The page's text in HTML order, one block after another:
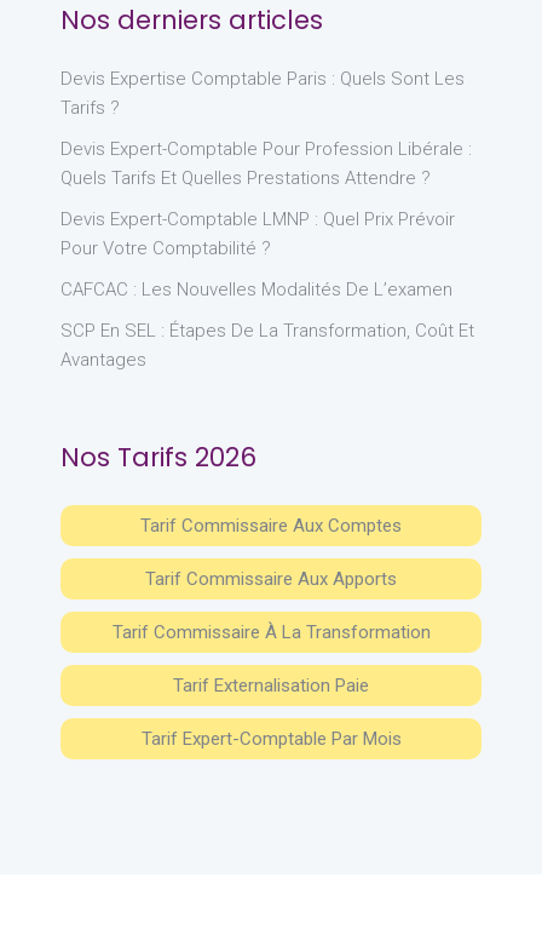
Nos derniers articles
Devis Expertise Comptable Paris : Quels Sont Les
Tarifs ?
Devis Expert-Comptable Pour Profession Libérale :
Quels Tarifs Et Quelles Prestations Attendre ?
Devis Expert-Comptable LMNP : Quel Prix Prévoir
Pour Votre Comptabilité ?
CAFCAC : Les Nouvelles Modalités De L’examen
SCP En SEL : Étapes De La Transformation, Coût Et
Avantages
Nos Tarifs 2026
Tarif Commissaire Aux Comptes
Tarif Commissaire Aux Apports
Tarif Commissaire À La Transformation
Tarif Externalisation Paie
Tarif Expert-Comptable Par Mois